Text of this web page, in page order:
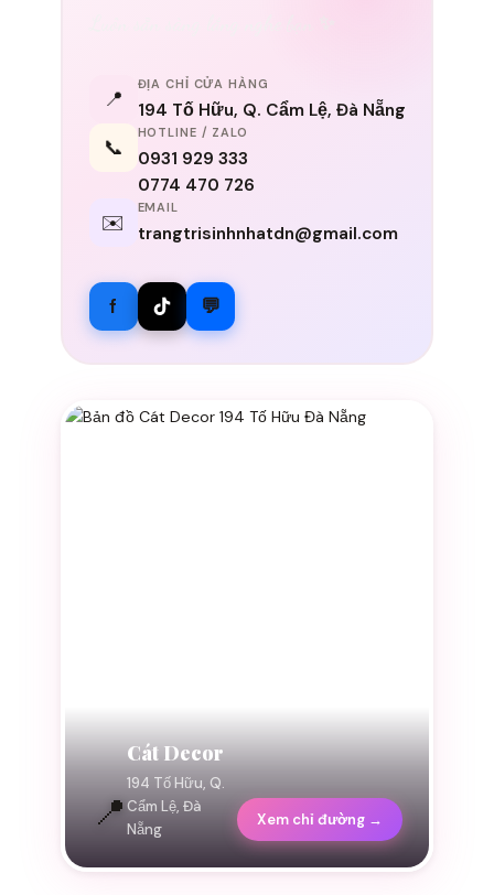
📍
ĐỊA CHỈ CỬA HÀNG
194 Tố Hữu, Q. Cẩm Lệ, Đà Nẵng
📞
HOTLINE / ZALO
0931 929 333
0774 470 726
✉️
EMAIL
trangtrisinhnhatdn@gmail.com
f 💬
📍
Cát Decor
194 Tố Hữu, Q.
Cẩm Lệ, Đà
Nẵng
Xem chỉ đường →